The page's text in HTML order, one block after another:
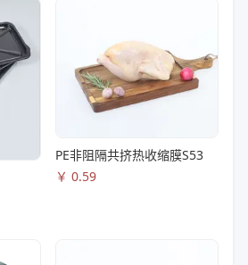
PE非阻隔共挤热收缩膜S53
￥ 0.59